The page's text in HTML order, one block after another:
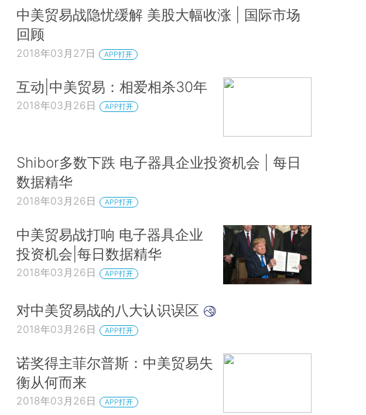
中美贸易战隐忧缓解 美股大幅收涨 | 国际市场
回顾
2018年03月27日 APP打开
互动|中美贸易：相爱相杀30年
2018年03月26日 APP打开
Shibor多数下跌 电子器具企业投资机会 | 每日
数据精华
2018年03月26日 APP打开
中美贸易战打响 电子器具企业
投资机会|每日数据精华
2018年03月26日 APP打开
对中美贸易战的八大认识误区
2018年03月26日 APP打开
诺奖得主菲尔普斯：中美贸易失
衡从何而来
2018年03月26日 APP打开